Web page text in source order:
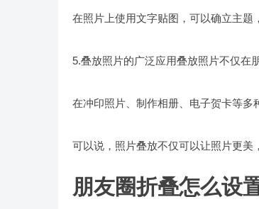
在照片上使用文字贴图，可以确立主题
5.叠放照片的广泛应用叠放照片不仅在
在冲印照片、制作相册、电子贺卡等多
可以说，照片叠放不仅可以让照片更美
朋友圈折叠怎么设